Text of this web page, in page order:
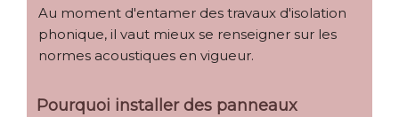
Au moment d'entamer des travaux d'isolation
phonique, il vaut mieux se renseigner sur les
normes acoustiques en vigueur.
Pourquoi installer des panneaux